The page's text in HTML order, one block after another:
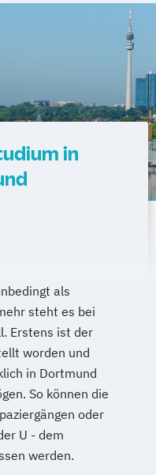
in
als
steht es bei
Erstens ist der
worden und
in Dortmund
So können die
oder
U - dem
werden.